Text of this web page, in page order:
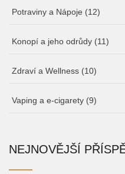
Potraviny a Nápoje (12)
Konopí a jeho odrůdy (11)
Zdraví a Wellness (10)
Vaping a e-cigarety (9)
NEJNOVĚJŠÍ